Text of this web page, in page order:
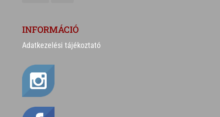
INFORMÁCIÓ
Adatkezelési tájékoztató